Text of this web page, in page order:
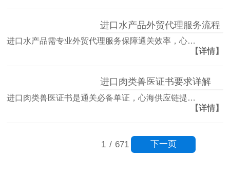
进口水产品外贸代理服务流程
进口水产品需专业外贸代理服务保障通关效率，心…
【详情】
进口肉类兽医证书要求详解
进口肉类兽医证书是通关必备单证，心海供应链提…
【详情】
1 / 671 下一页